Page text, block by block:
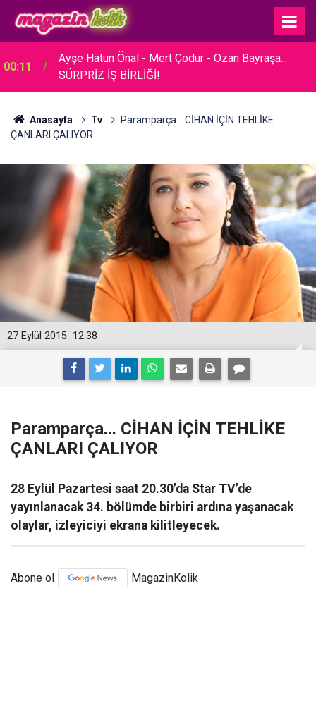
23:30 Hare Sürel... SADE BİR TÖRENLE EVLENDİ!
Anasayfa Tv
Paramparça... CİHAN İÇİN TEHLİKE
ÇANLARI ÇALIYOR
12:38
27 Eylül 2015
Paramparça... CİHAN İÇİN TEHLİKE
ÇANLARI ÇALIYOR
28 Eylül Pazartesi saat 20.30’da Star TV’de
yayınlanacak 34. bölümde birbiri ardına yaşanacak
olaylar, izleyiciyi ekrana kilitleyecek.
Abone ol MagazinKolik